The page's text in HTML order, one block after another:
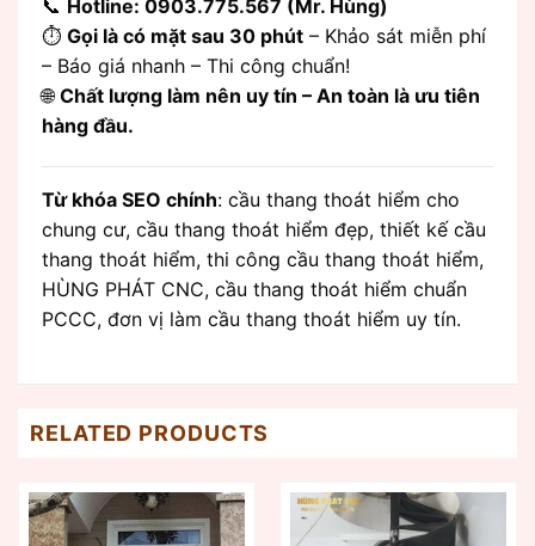
📞 Hotline: 0903.775.567 (Mr. Hùng)
⏱️ Gọi là có mặt sau 30 phút – Khảo sát miễn phí
– Báo giá nhanh – Thi công chuẩn!
🌐Chất lượng làm nên uy tín – An toàn là ưu tiên
hàng đầu.
Từ khóa SEO chính: cầu thang thoát hiểm cho
chung cư, cầu thang thoát hiểm đẹp, thiết kế cầu
thang thoát hiểm, thi công cầu thang thoát hiểm,
HÙNG PHÁT CNC, cầu thang thoát hiểm chuẩn
PCCC, đơn vị làm cầu thang thoát hiểm uy tín.
RELATED PRODUCTS